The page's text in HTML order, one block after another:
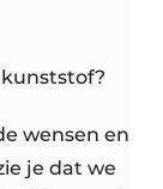
kunststof?
wensen en
je dat we